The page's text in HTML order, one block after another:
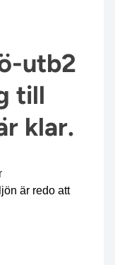
utb2
till
klar.
är redo att